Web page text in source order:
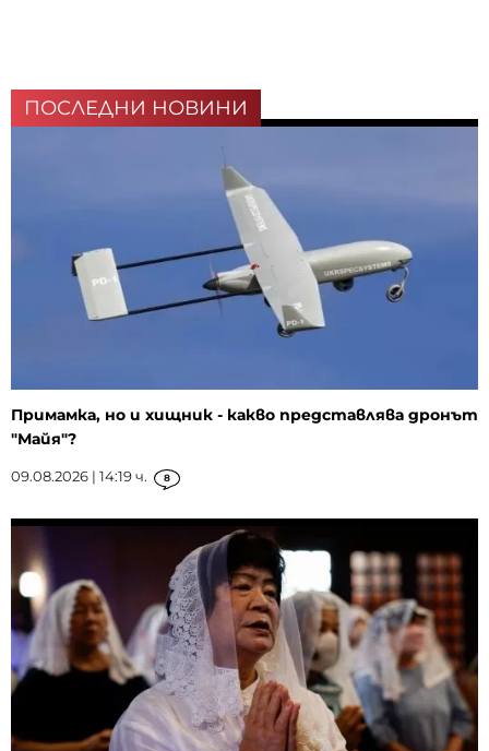
ПОСЛЕДНИ НОВИНИ
Примамка, но и хищник - какво представлява дронът
"Майя"?
09.08.2026 | 14:19 ч. 8